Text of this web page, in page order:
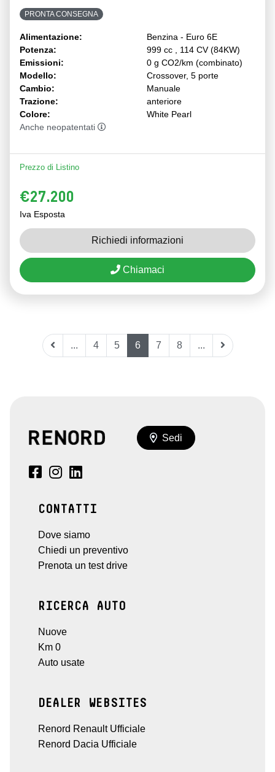
PRONTA CONSEGNA
Alimentazione:
Benzina - Euro 6E
Potenza:
999 cc , 114 CV (84KW)
Emissioni:
0 g CO2/km (combinato)
Modello:
Crossover, 5 porte
Cambio:
Manuale
Trazione:
anteriore
Colore:
White Pearl
Anche neopatentati
Prezzo di Listino
€27.200
Iva Esposta
Richiedi informazioni
Chiamaci
... 4 5 6 7 8 ...
Sedi
CONTATTI
Dove siamo
Chiedi un preventivo
Prenota un test drive
RICERCA AUTO
Nuove
Km 0
Auto usate
DEALER WEBSITES
Renord Renault Ufficiale
Renord Dacia Ufficiale